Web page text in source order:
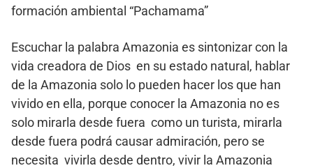
formación ambiental “Pachamama”
Escuchar la palabra Amazonia es sintonizar con la
vida creadora de Dios en su estado natural, hablar
de la Amazonia solo lo pueden hacer los que han
vivido en ella, porque conocer la Amazonia no es
solo mirarla desde fuera como un turista, mirarla
desde fuera podrá causar admiración, pero se
necesita vivirla desde dentro, vivir la Amazonia